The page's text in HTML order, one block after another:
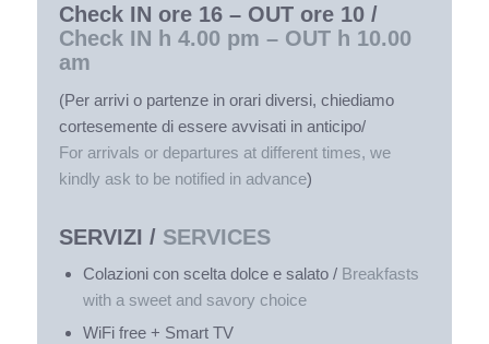
Check IN ore 16 – OUT ore 10 /
Check IN h 4.00 pm – OUT h 10.00
am
(Per arrivi o partenze in orari diversi, chiediamo
cortesemente di essere avvisati in anticipo/
For arrivals or departures at different times, we
kindly ask to be notified in advance)
SERVIZI / SERVICES
Colazioni con scelta dolce e salato / Breakfasts
with a sweet and savory choice
WiFi free + Smart TV